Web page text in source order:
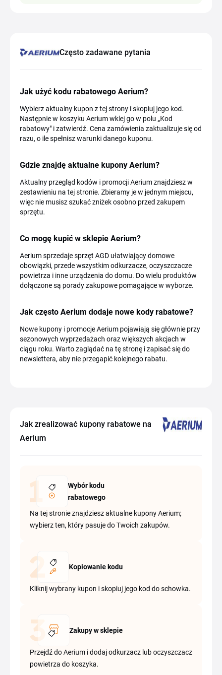
Często zadawane pytania
Jak użyć kodu rabatowego Aerium?
Wybierz aktualny kupon z tej strony i skopiuj jego kod.
Następnie w koszyku Aerium wklej go w polu „Kod
rabatowy" i zatwierdź. Cena zamówienia zaktualizuje się od
razu, o ile spełnisz warunki danego kuponu.
Gdzie znajdę aktualne kupony Aerium?
Aktualny przegląd kodów i promocji Aerium znajdziesz w
zestawieniu na tej stronie. Zbieramy je w jednym miejscu,
więc nie musisz szukać zniżek osobno przed zakupem
sprzętu.
Co mogę kupić w sklepie Aerium?
Aerium sprzedaje sprzęt AGD ułatwiający domowe
obowiązki, przede wszystkim odkurzacze, oczyszczacze
powietrza i inne urządzenia do domu. Do wielu produktów
dołączone są porady zakupowe pomagające w wyborze.
Jak często Aerium dodaje nowe kody rabatowe?
Nowe kupony i promocje Aerium pojawiają się głównie przy
sezonowych wyprzedażach oraz większych akcjach w
ciągu roku. Warto zaglądać na tę stronę i zapisać się do
newslettera, aby nie przegapić kolejnego rabatu.
Jak zrealizować kupony rabatowe na
Aerium
Wybór kodu
rabatowego
Na tej stronie znajdziesz aktualne kupony Aerium;
wybierz ten, który pasuje do Twoich zakupów.
Kopiowanie kodu
Kliknij wybrany kupon i skopiuj jego kod do schowka.
Zakupy w sklepie
Przejdź do Aerium i dodaj odkurzacz lub oczyszczacz
powietrza do koszyka.